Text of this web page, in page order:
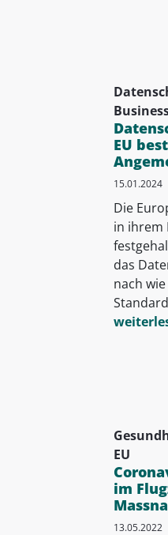
EU
15.01.2024
Die
in ihrem
das
nach
EU
im
13.05.2022